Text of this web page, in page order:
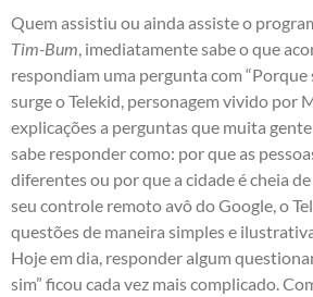
Quem assistiu ou ainda assiste o
Tim-Bum , imediatamente sabe o que
respondiam uma pergunta com “Porque
surge o Telekid, personagem vivido por
explicações a perguntas que muita
sabe responder como: por que as
diferentes ou por que a cidade é cheia
seu controle remoto avô do Google, o
questões de maneira simples e
Hoje em dia, responder algum
sim” ficou cada vez mais complicado.